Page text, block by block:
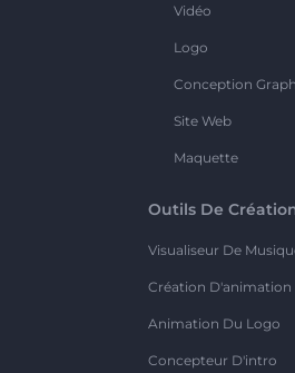
Vidéo
Logo
Conception
Site Web
Maquette
Outils De
Visualiseur De
Création D'animation
Animation Du Logo
Concepteur D'intro